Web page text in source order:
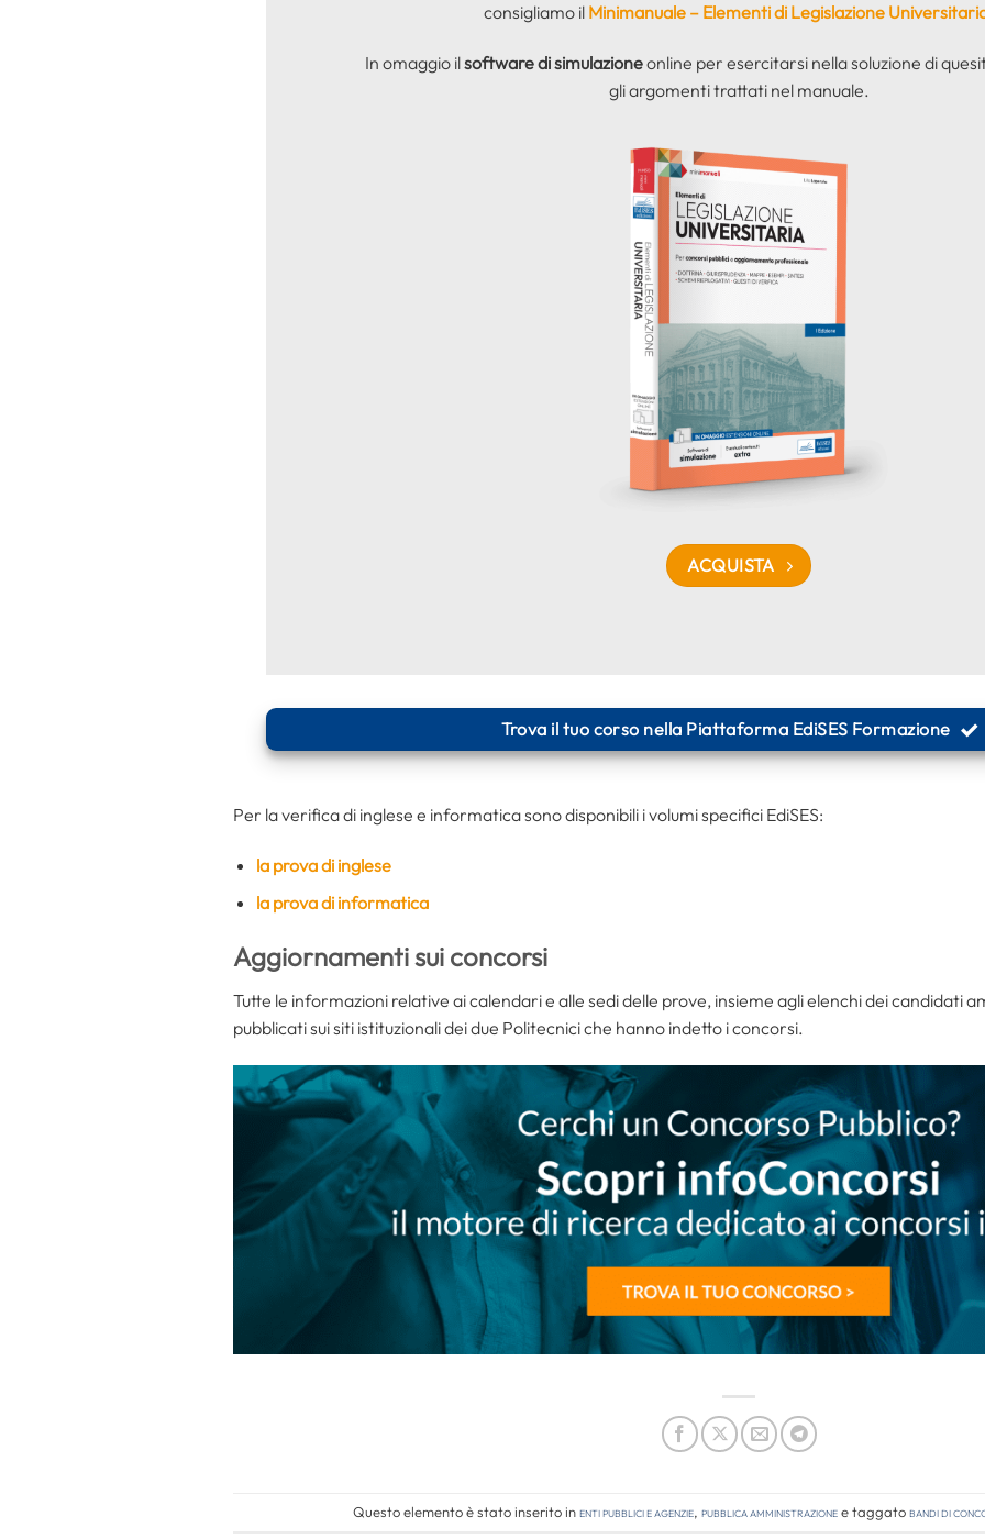
consigliamo il Minimanuale – Elementi di Legislazione
In omaggio ilsoftware di simulazioneonline per esercitarsi nella soluzione di
gli argomenti trattati nel manuale.
ACQUISTA
Trova il tuo corso nella Piattaforma EdiSES Formazione
Per la verifica di inglese e informatica sono disponibili i volumi specifici EdiSES:
la prova di inglese
la prova di informatica
Aggiornamenti sui concorsi
Tutte le informazioni relative ai calendari e alle sedi delle prove, insieme agli elenchi dei candidati
pubblicati sui siti istituzionali dei due Politecnici che hanno indetto i concorsi.
Questo elemento è stato inserito inEnti pubblici e agenzie, Pubblica amministrazionee taggatobandi di